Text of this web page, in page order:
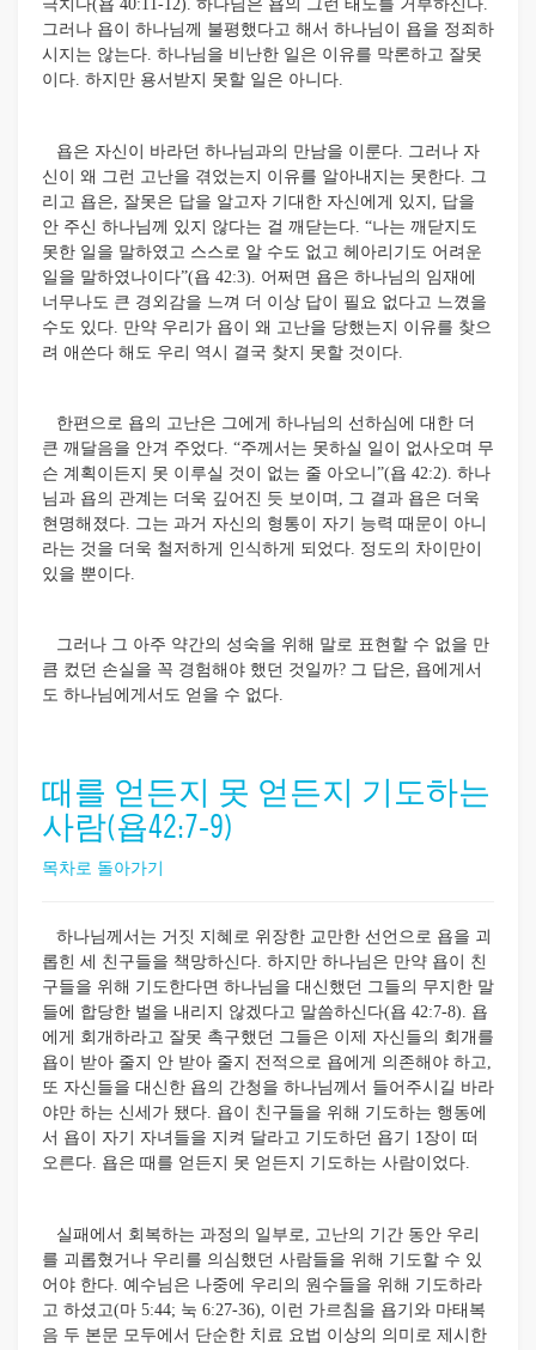
극치다(욥 40:11-12). 하나님은 욥의 그런 태도를 거부하신다.
그러나 욥이 하나님께 불평했다고 해서 하나님이 욥을 정죄하
시지는 않는다. 하나님을 비난한 일은 이유를 막론하고 잘못
이다. 하지만 용서받지 못할 일은 아니다.
욥은 자신이 바라던 하나님과의 만남을 이룬다. 그러나 자
신이 왜 그런 고난을 겪었는지 이유를 알아내지는 못한다. 그
리고 욥은, 잘못은 답을 알고자 기대한 자신에게 있지, 답을
안 주신 하나님께 있지 않다는 걸 깨닫는다. “나는 깨닫지도
못한 일을 말하였고 스스로 알 수도 없고 헤아리기도 어려운
일을 말하였나이다”(욥 42:3). 어쩌면 욥은 하나님의 임재에
너무나도 큰 경외감을 느껴 더 이상 답이 필요 없다고 느꼈을
수도 있다. 만약 우리가 욥이 왜 고난을 당했는지 이유를 찾으
려 애쓴다 해도 우리 역시 결국 찾지 못할 것이다.
한편으로 욥의 고난은 그에게 하나님의 선하심에 대한 더
큰 깨달음을 안겨 주었다. “주께서는 못하실 일이 없사오며 무
슨 계획이든지 못 이루실 것이 없는 줄 아오니”(욥 42:2). 하나
님과 욥의 관계는 더욱 깊어진 듯 보이며, 그 결과 욥은 더욱
현명해졌다. 그는 과거 자신의 형통이 자기 능력 때문이 아니
라는 것을 더욱 철저하게 인식하게 되었다. 정도의 차이만이
있을 뿐이다.
그러나 그 아주 약간의 성숙을 위해 말로 표현할 수 없을 만
큼 컸던 손실을 꼭 경험해야 했던 것일까? 그 답은, 욥에게서
도 하나님에게서도 얻을 수 없다.
때를 얻든지 못 얻든지 기도하는
사람(욥42:7-9)
목차로 돌아가기
하나님께서는 거짓 지혜로 위장한 교만한 선언으로 욥을 괴
롭힌 세 친구들을 책망하신다. 하지만 하나님은 만약 욥이 친
구들을 위해 기도한다면 하나님을 대신했던 그들의 무지한 말
들에 합당한 벌을 내리지 않겠다고 말씀하신다(욥 42:7-8). 욥
에게 회개하라고 잘못 촉구했던 그들은 이제 자신들의 회개를
욥이 받아 줄지 안 받아 줄지 전적으로 욥에게 의존해야 하고,
또 자신들을 대신한 욥의 간청을 하나님께서 들어주시길 바라
야만 하는 신세가 됐다. 욥이 친구들을 위해 기도하는 행동에
서 욥이 자기 자녀들을 지켜 달라고 기도하던 욥기 1장이 떠
오른다. 욥은 때를 얻든지 못 얻든지 기도하는 사람이었다.
실패에서 회복하는 과정의 일부로, 고난의 기간 동안 우리
를 괴롭혔거나 우리를 의심했던 사람들을 위해 기도할 수 있
어야 한다. 예수님은 나중에 우리의 원수들을 위해 기도하라
고 하셨고(마 5:44; 눅 6:27-36), 이런 가르침을 욥기와 마태복
음 두 본문 모두에서 단순한 치료 요법 이상의 의미로 제시한